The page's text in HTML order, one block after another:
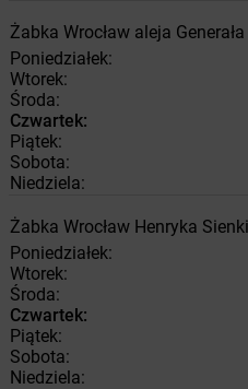
Żabka Wrocław aleja
Poniedziałek:
Wtorek:
Środa:
Czwartek:
Piątek:
Sobota:
Niedziela:
Żabka Wrocław Henryka
Poniedziałek:
Wtorek:
Środa:
Czwartek:
Piątek:
Sobota:
Niedziela: